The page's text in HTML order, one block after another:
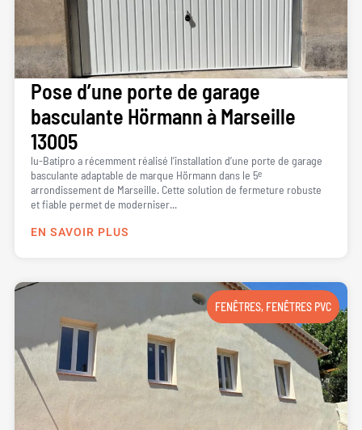
Pose d’une porte de garage
basculante Hörmann à Marseille
13005
lu-Batipro a récemment réalisé l’installation d’une porte de garage
basculante adaptable de marque Hörmann dans le 5ᵉ
arrondissement de Marseille. Cette solution de fermeture robuste
et fiable permet de moderniser...
EN SAVOIR PLUS
FENÊTRES, FENÊTRES PVC